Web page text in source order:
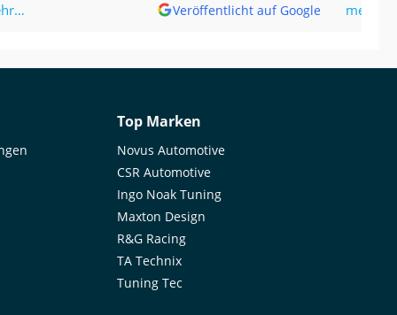
wurde erst später bemerkt. (Translated by
very pleasant. I'm still waiting for a reply to my
Veröffentlicht auf Google mehr…
Top Marken
Novus Automotive
CSR Automotive
Ingo Noak Tuning
Maxton Design
R&G Racing
TA Technix
Tuning Tec